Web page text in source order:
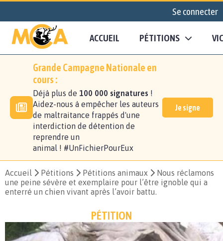
Se connecter
ACCUEIL PÉTITIONS
Grande Campagne Nationale en
cours :
Déjà plus de 100 000 signatures !
Aidez-nous à empêcher les auteurs
de maltraitance frappés d'une
interdiction de détention de
reprendre un
animal ! #UnFichierPourEux
Je signe
Accueil Pétitions Pétitions animaux
Nous réclamons
une peine sévère et exemplaire pour l’être ignoble qui a
enterré un chien vivant après l’avoir battu.
PÉTITION